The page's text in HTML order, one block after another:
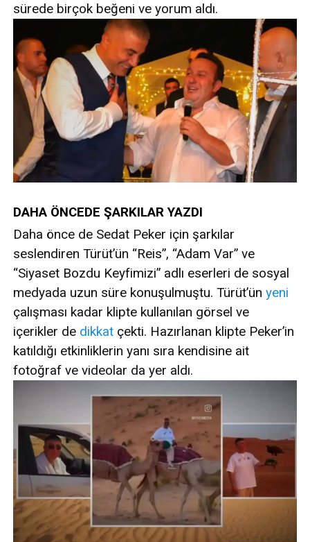
sürede birçok beğeni ve yorum aldı.
DAHA ÖNCEDE ŞARKILAR YAZDI
Daha önce de Sedat Peker için şarkılar
seslendiren Türüt’ün “Reis”, “Adam Var” ve
“Siyaset Bozdu Keyfimizi” adlı eserleri de sosyal
medyada uzun süre konuşulmuştu. Türüt’ün yeni
çalışması kadar klipte kullanılan görsel ve
içerikler de dikkat çekti. Hazırlanan klipte Peker’in
katıldığı etkinliklerin yanı sıra kendisine ait
fotoğraf ve videolar da yer aldı.